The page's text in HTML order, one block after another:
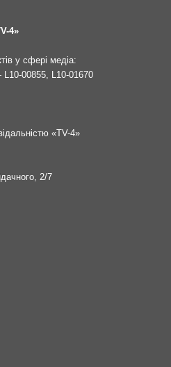
4»
у сфері медіа:
L10-00855, L10-01670
«TV-4»
2/7